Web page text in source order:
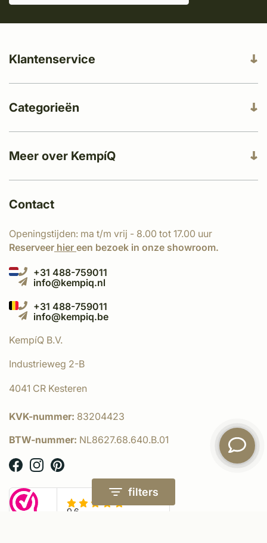
filters
Meer over KempíQ
Klantenservice
Categorieën
Contact
Openingstijden: ma t/m vrij - 8.00 tot 17.00 uur
Reserveer hier een bezoek in onze showroom.
+31 488-759011
info@kempiq.nl
+31 488-759011
info@kempiq.be
KempíQ B.V.
Industrieweg 2-B
4041 CR Kesteren
KVK-nummer: 83204423
BTW-nummer: NL8627.68.640.B.01